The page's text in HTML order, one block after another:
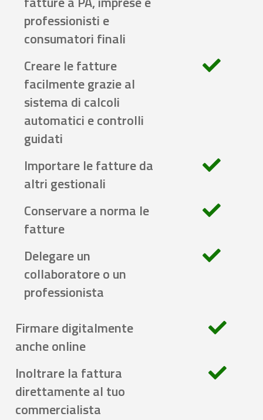
professionisti e
consumatori finali
Creare le fatture
facilmente grazie al
sistema di calcoli
automatici e controlli
guidati
Importare le fatture da
altri gestionali
Conservare a norma le
fatture
Delegare un
collaboratore o un
professionista
Firmare digitalmente
anche online
Inoltrare la fattura
direttamente al tuo
commercialista